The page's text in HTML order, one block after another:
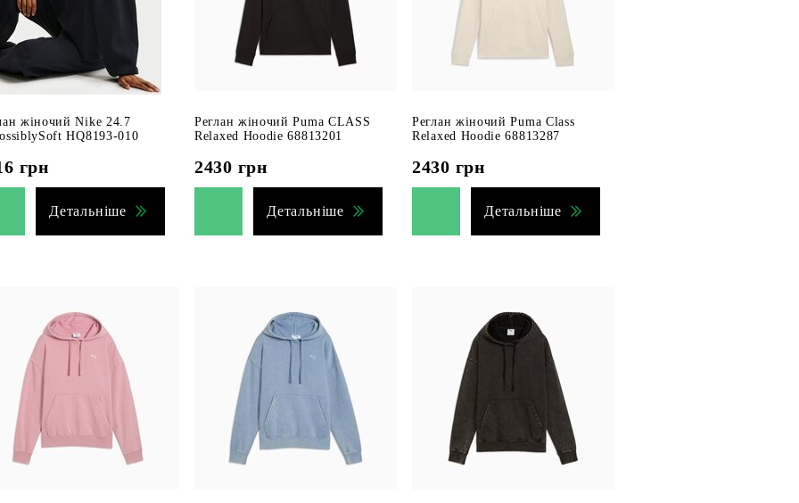
жіночий Nike 24.7
HQ8193-010
грн
Детальніше
Реглан жіночий Puma CLASS
Relaxed Hoodie 68813201
2430 грн
Детальніше
Реглан жіночий Puma Class
Relaxed Hoodie 68813287
2430 грн
Детальніше